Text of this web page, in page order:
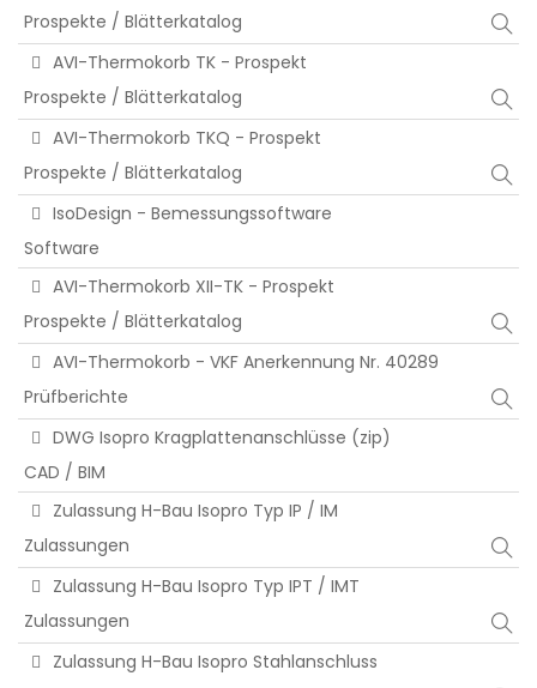
Prospekte / Blätterkatalog
AVI-Thermokorb TK - Prospekt
Prospekte / Blätterkatalog
AVI-Thermokorb TKQ - Prospekt
Prospekte / Blätterkatalog
IsoDesign - Bemessungssoftware
Software
AVI-Thermokorb XII-TK - Prospekt
Prospekte / Blätterkatalog
AVI-Thermokorb - VKF Anerkennung Nr. 40289
Prüfberichte
DWG Isopro Kragplattenanschlüsse (zip)
CAD / BIM
Zulassung H-Bau Isopro Typ IP / IM
Zulassungen
Zulassung H-Bau Isopro Typ IPT / IMT
Zulassungen
Zulassung H-Bau Isopro Stahlanschluss